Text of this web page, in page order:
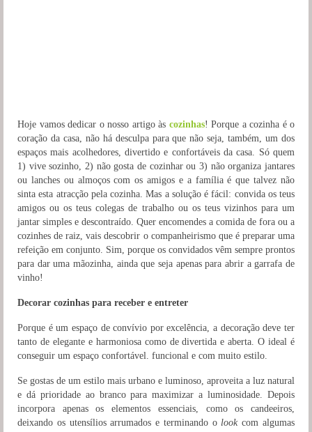
Hoje vamos dedicar o nosso artigo às cozinhas! Porque a cozinha é o
coração da casa, não há desculpa para que não seja, também, um dos
espaços mais acolhedores, divertido e confortáveis da casa. Só quem
1) vive sozinho, 2) não gosta de cozinhar ou 3) não organiza jantares
ou lanches ou almoços com os amigos e a família é que talvez não
sinta esta atracção pela cozinha. Mas a solução é fácil: convida os teus
amigos ou os teus colegas de trabalho ou os teus vizinhos para um
jantar simples e descontraído. Quer encomendes a comida de fora ou a
cozinhes de raiz, vais descobrir o companheirismo que é preparar uma
refeição em conjunto. Sim, porque os convidados vêm sempre prontos
para dar uma mãozinha, ainda que seja apenas para abrir a garrafa de
vinho!
Decorar cozinhas para receber e entreter
Porque é um espaço de convívio por excelência, a decoração deve ter
tanto de elegante e harmoniosa como de divertida e aberta. O ideal é
conseguir um espaço confortável. funcional e com muito estilo.
Se gostas de um estilo mais urbano e luminoso, aproveita a luz natural
e dá prioridade ao branco para maximizar a luminosidade. Depois
incorpora apenas os elementos essenciais, como os candeeiros,
deixando os utensílios arrumados e terminando olookcom algumas